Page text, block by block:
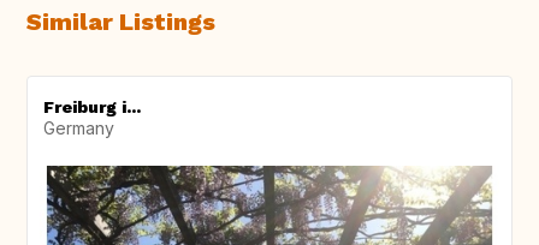
Similar Listings
Freiburg i...
Germany